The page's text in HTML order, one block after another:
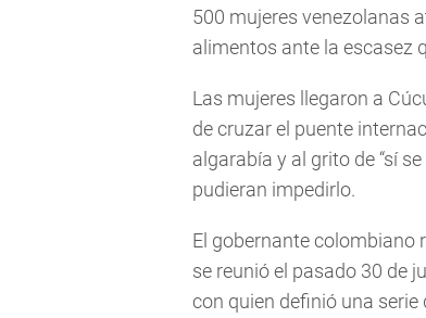
500 mujeres venezolanas
alimentos ante la escasez
Las mujeres llegaron a
de cruzar el puente
algarabía y al grito de “sí
pudieran impedirlo.
El gobernante colombiano
se reunió el pasado 30 de
con quien definió una